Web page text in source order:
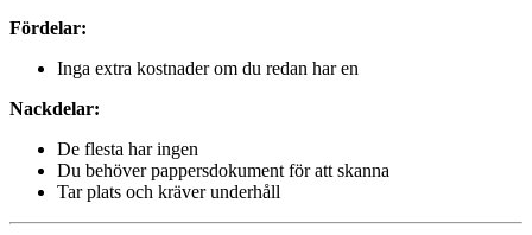
Fördelar:
Inga extra kostnader om du redan har en
Nackdelar:
De flesta har ingen
Du behöver pappersdokument för att skanna
Tar plats och kräver underhåll